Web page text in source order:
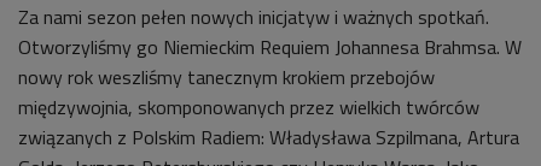
Za nami sezon pełen nowych inicjatyw i ważnych spotkań.
Otworzyliśmy go Niemieckim Requiem Johannesa Brahmsa. W
nowy rok weszliśmy tanecznym krokiem przebojów
międzywojnia, skomponowanych przez wielkich twórców
związanych z Polskim Radiem: Władysława Szpilmana, Artura